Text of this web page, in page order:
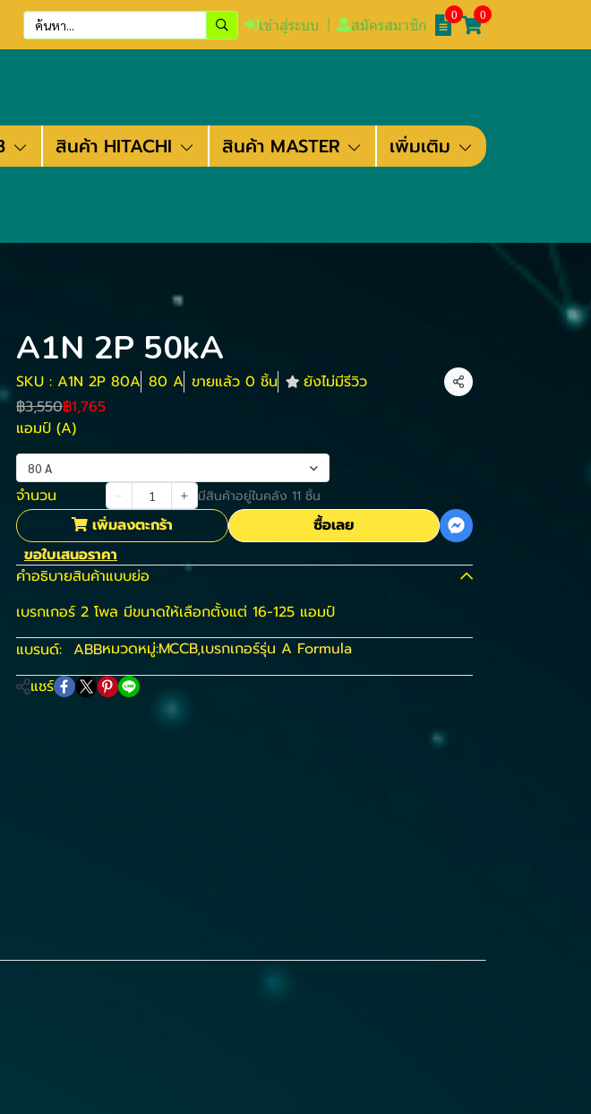
เข้าสู่ระบบ สมัครสมาชิก
0 0
สินค้า HITACHI สินค้า MASTER เพิ่มเติม
A1N 2P 50kA
SKU : A1N 2P 80A 80 A ขายแล้ว 0 ชิ้น ยังไม่มีรีวิว
แชร์
฿3,550฿1,765
แอมป์ (A)
80 A
จำนวน มีสินค้าอยู่ในคลัง 11 ชิ้น
เพิ่มลงตะกร้า
ซื้อเลย
ขอใบเสนอราคา
คำอธิบายสินค้าแบบย่อ
เบรกเกอร์ 2 โพล มีขนาดให้เลือกตั้งแต่ 16-125 แอมป์
แบรนด์: ABBหมวดหมู่:MCCB,เบรกเกอร์รุ่น A Formula
แชร์